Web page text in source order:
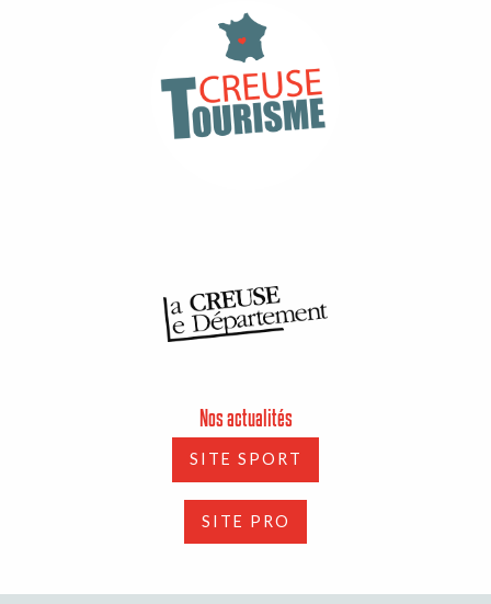
Nos actualités
SITE SPORT
SITE PRO